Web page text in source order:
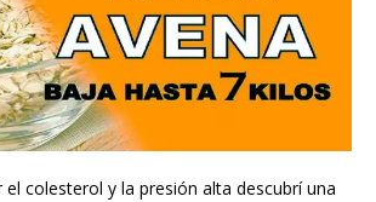
colesterol y la presión alta descubrí una